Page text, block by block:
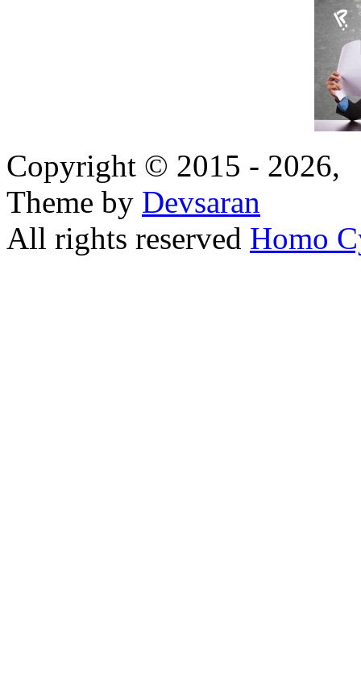
Copyright © 2015 - 2026,
Theme by Devsaran
All rights reserved Homo